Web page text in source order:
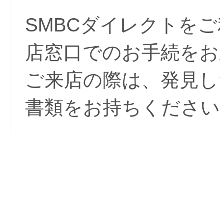
SMBCダイレクトを
店窓口でのお手続を
ご来店の際は、発見
書類をお持ちくださ